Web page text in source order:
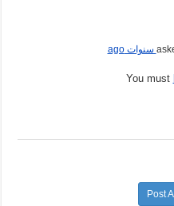
You must